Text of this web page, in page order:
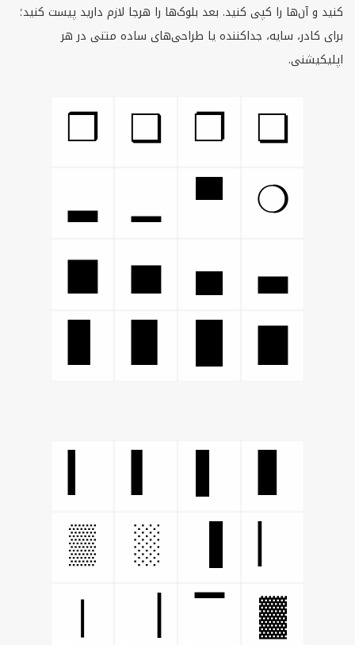
کنید و آن‌ها را کپی کنید. بعد بلوک‌ها را هرجا لازم دارید پیست کنید؛
برای کادر، سایه، جداکننده یا طراحی‌های ساده متنی در هر
اپلیکیشنی.
❏
❐
❑
❒
❍
▀
▂
▃
▄
▅
▆
░
▒
▓